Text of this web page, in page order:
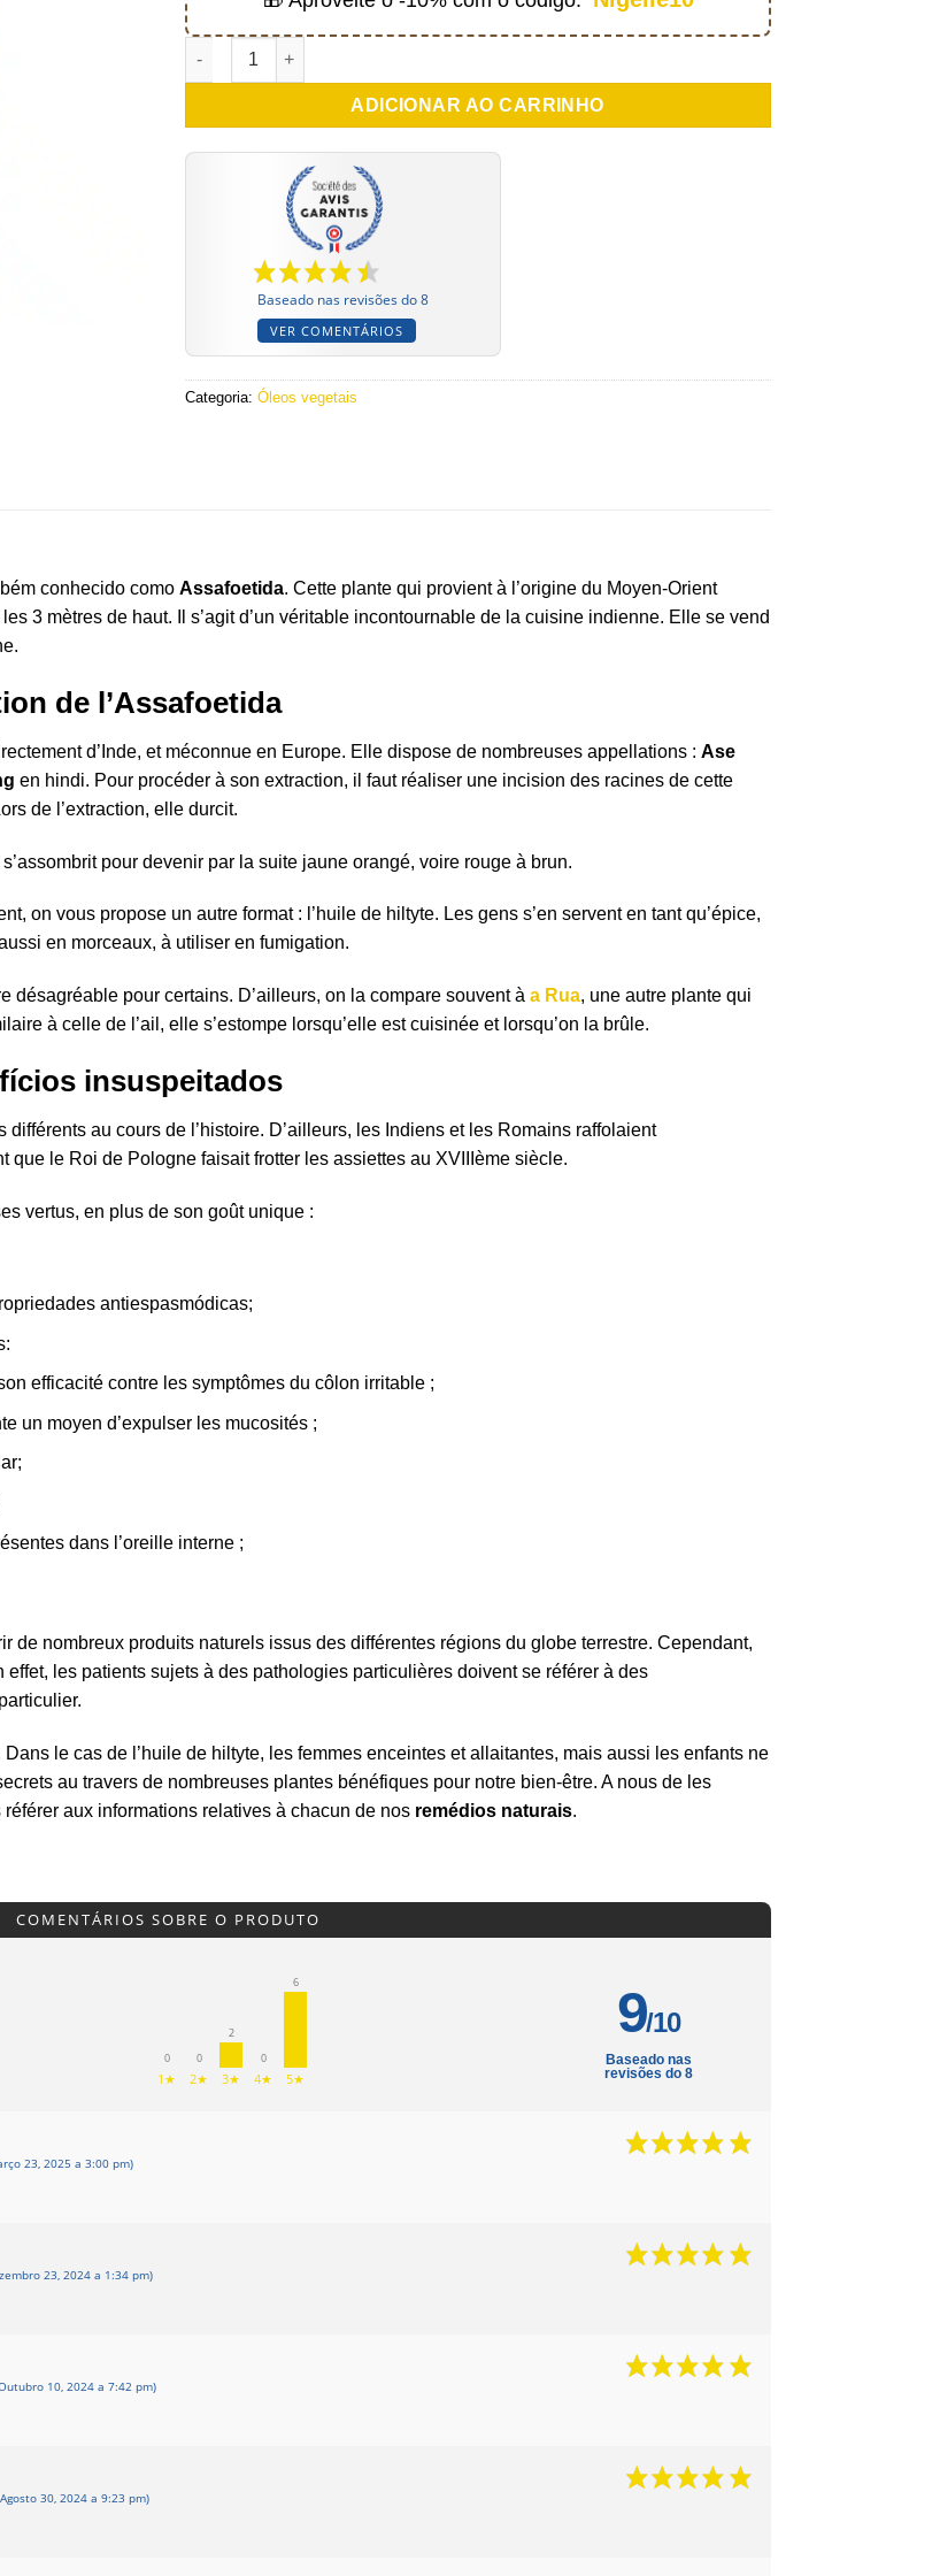
Quantidade de Huile de hiltyte (Huile d'asa foetida) 30ml
ADICIONAR AO CARRINHO
Baseado nas revisões do 8
VER COMENTÁRIOS
Categoria: Óleos vegetais
conhecido como Assafoetida. Cette plante qui provient à l’origine du Moyen-Orient
3 mètres de haut. Il s’agit d’un véritable incontournable de la cuisine indienne. Elle se vend
de l’Assafoetida
d’Inde, et méconnue en Europe. Elle dispose de nombreuses appellations : Ase
en hindi. Pour procéder à son extraction, il faut réaliser une incision des racines de cette
de l’extraction, elle durcit.
pour devenir par la suite jaune orangé, voire rouge à brun.
on vous propose un autre format : l’huile de hiltyte. Les gens s’en servent en tant qu’épice,
en morceaux, à utiliser en fumigation.
désagréable pour certains. D’ailleurs, on la compare souvent à a Rua, une autre plante qui
à celle de l’ail, elle s’estompe lorsqu’elle est cuisinée et lorsqu’on la brûle.
insuspeitados
au cours de l’histoire. D’ailleurs, les Indiens et les Romains raffolaient
que le Roi de Pologne faisait frotter les assiettes au XVIIIème siècle.
vertus, en plus de son goût unique :
antiespasmódicas;
efficacité contre les symptômes du côlon irritable ;
un moyen d’expulser les mucosités ;
dans l’oreille interne ;
de nombreux produits naturels issus des différentes régions du globe terrestre. Cependant,
les patients sujets à des pathologies particulières doivent se référer à des
le cas de l’huile de hiltyte, les femmes enceintes et allaitantes, mais aussi les enfants ne
au travers de nombreuses plantes bénéfiques pour notre bien-être. A nous de les
aux informations relatives à chacun de nos remédios naturais.
COMENTÁRIOS SOBRE O PRODUTO
0
1★
0
2★
2
3★
0
4★
6
5★
9/10
Baseado nas
revisões do 8
23, 2025 a 3:00 pm)
23, 2024 a 1:34 pm)
10, 2024 a 7:42 pm)
30, 2024 a 9:23 pm)